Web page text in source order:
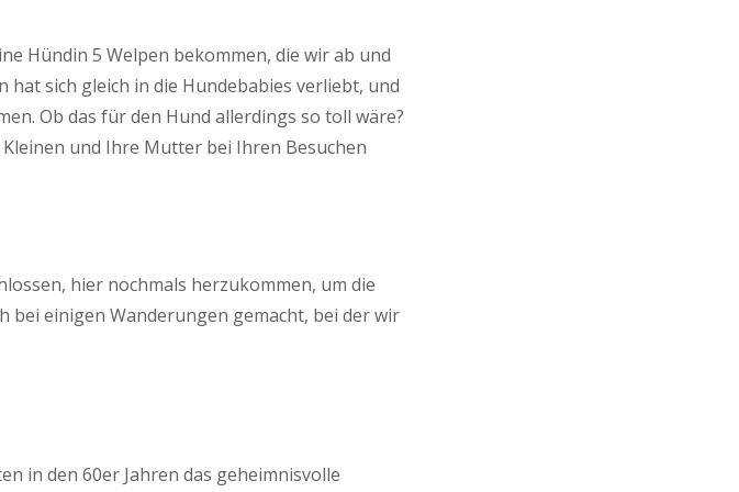
Hündin 5 Welpen bekommen, die wir ab und
hat sich gleich in die Hundebabies verliebt, und
Ob das für den Hund allerdings so toll wäre?
und Ihre Mutter bei Ihren Besuchen
hier nochmals herzukommen, um die
bei einigen Wanderungen gemacht, bei der wir
in den 60er Jahren das geheimnisvolle